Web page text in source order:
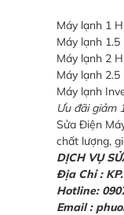
Máy lạnh 1
Máy lạnh 1.5
Máy lạnh 2
Máy lạnh 2.5
Máy lạnh
Ưu đãi giảm
Sửa Điện
chất lượng,
DỊCH VỤ
Địa Chỉ :
Hotline:
Email :